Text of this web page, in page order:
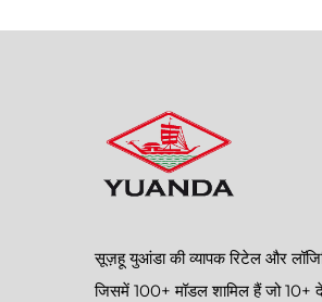
सूज़हू युआंडा की व्यापक रिटेल और
जिसमें 100+ मॉडल शामिल हैं जो